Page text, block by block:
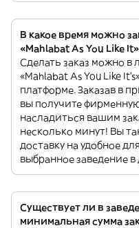
В какое время можно
«Mahlabat As You Like
Сделать заказ можно в
«Mahlabat As You Like
платформе. Заказав в
вы получите
насладиться вашим
несколько минут! Вы
доставку на удобное
выбранное заведение
Существует ли в
минимальная сумма